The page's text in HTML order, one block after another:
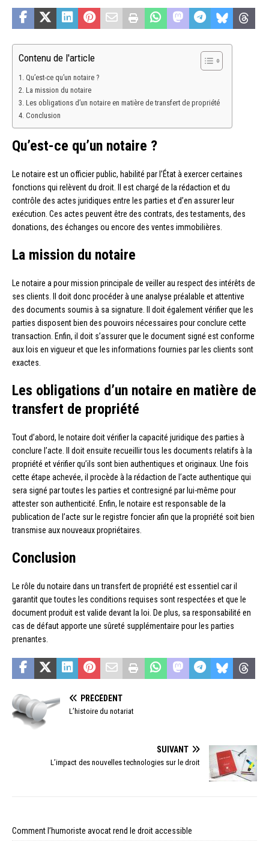
Contenu de l'article
Qu’est-ce qu’un notaire ?
La mission du notaire
Les obligations d’un notaire en matière de transfert de propriété
Conclusion
Qu’est-ce qu’un notaire ?
Le notaire est un officier public, habilité par l’État à exercer certaines
fonctions qui relèvent du droit. Il est chargé de la rédaction et du
contrôle des actes juridiques entre les parties et d’en assurer leur
exécution. Ces actes peuvent être des contrats, des testaments, des
donations, des échanges ou encore des ventes immobilières.
La mission du notaire
Le notaire a pour mission principale de veiller au respect des intérêts de
ses clients. Il doit donc procéder à une analyse préalable et attentive
des documents soumis à sa signature. Il doit également vérifier que les
parties disposent bien des pouvoirs nécessaires pour conclure cette
transaction. Enfin, il doit s’assurer que le document signé est conforme
aux lois en vigueur et que les informations fournies par les clients sont
exactes.
Les obligations d’un notaire en matière de
transfert de propriété
Tout d’abord, le notaire doit vérifier la capacité juridique des parties à
conclure l’acte. Il doit ensuite recueillir tous les documents relatifs à la
propriété et vérifier qu’ils sont bien authentiques et originaux. Une fois
cette étape achevée, il procède à la rédaction de l’acte authentique qui
sera signé par toutes les parties et contresigné par lui-même pour
attester son authenticité. Enfin, le notaire est responsable de la
publication de l’acte sur le registre foncier afin que la propriété soit bien
transmise aux nouveaux propriétaires.
Conclusion
Le rôle du notaire dans un transfert de propriété est essentiel car il
garantit que toutes les conditions requises sont respectées et que le
document produit est valide devant la loi. De plus, sa responsabilité en
cas de défaut apporte une sûreté supplémentaire pour les parties
prenantes.
PRÉCÉDENT
L’histoire du notariat
SUIVANT
L’impact des nouvelles technologies sur le droit
Comment l’humoriste avocat rend le droit accessible